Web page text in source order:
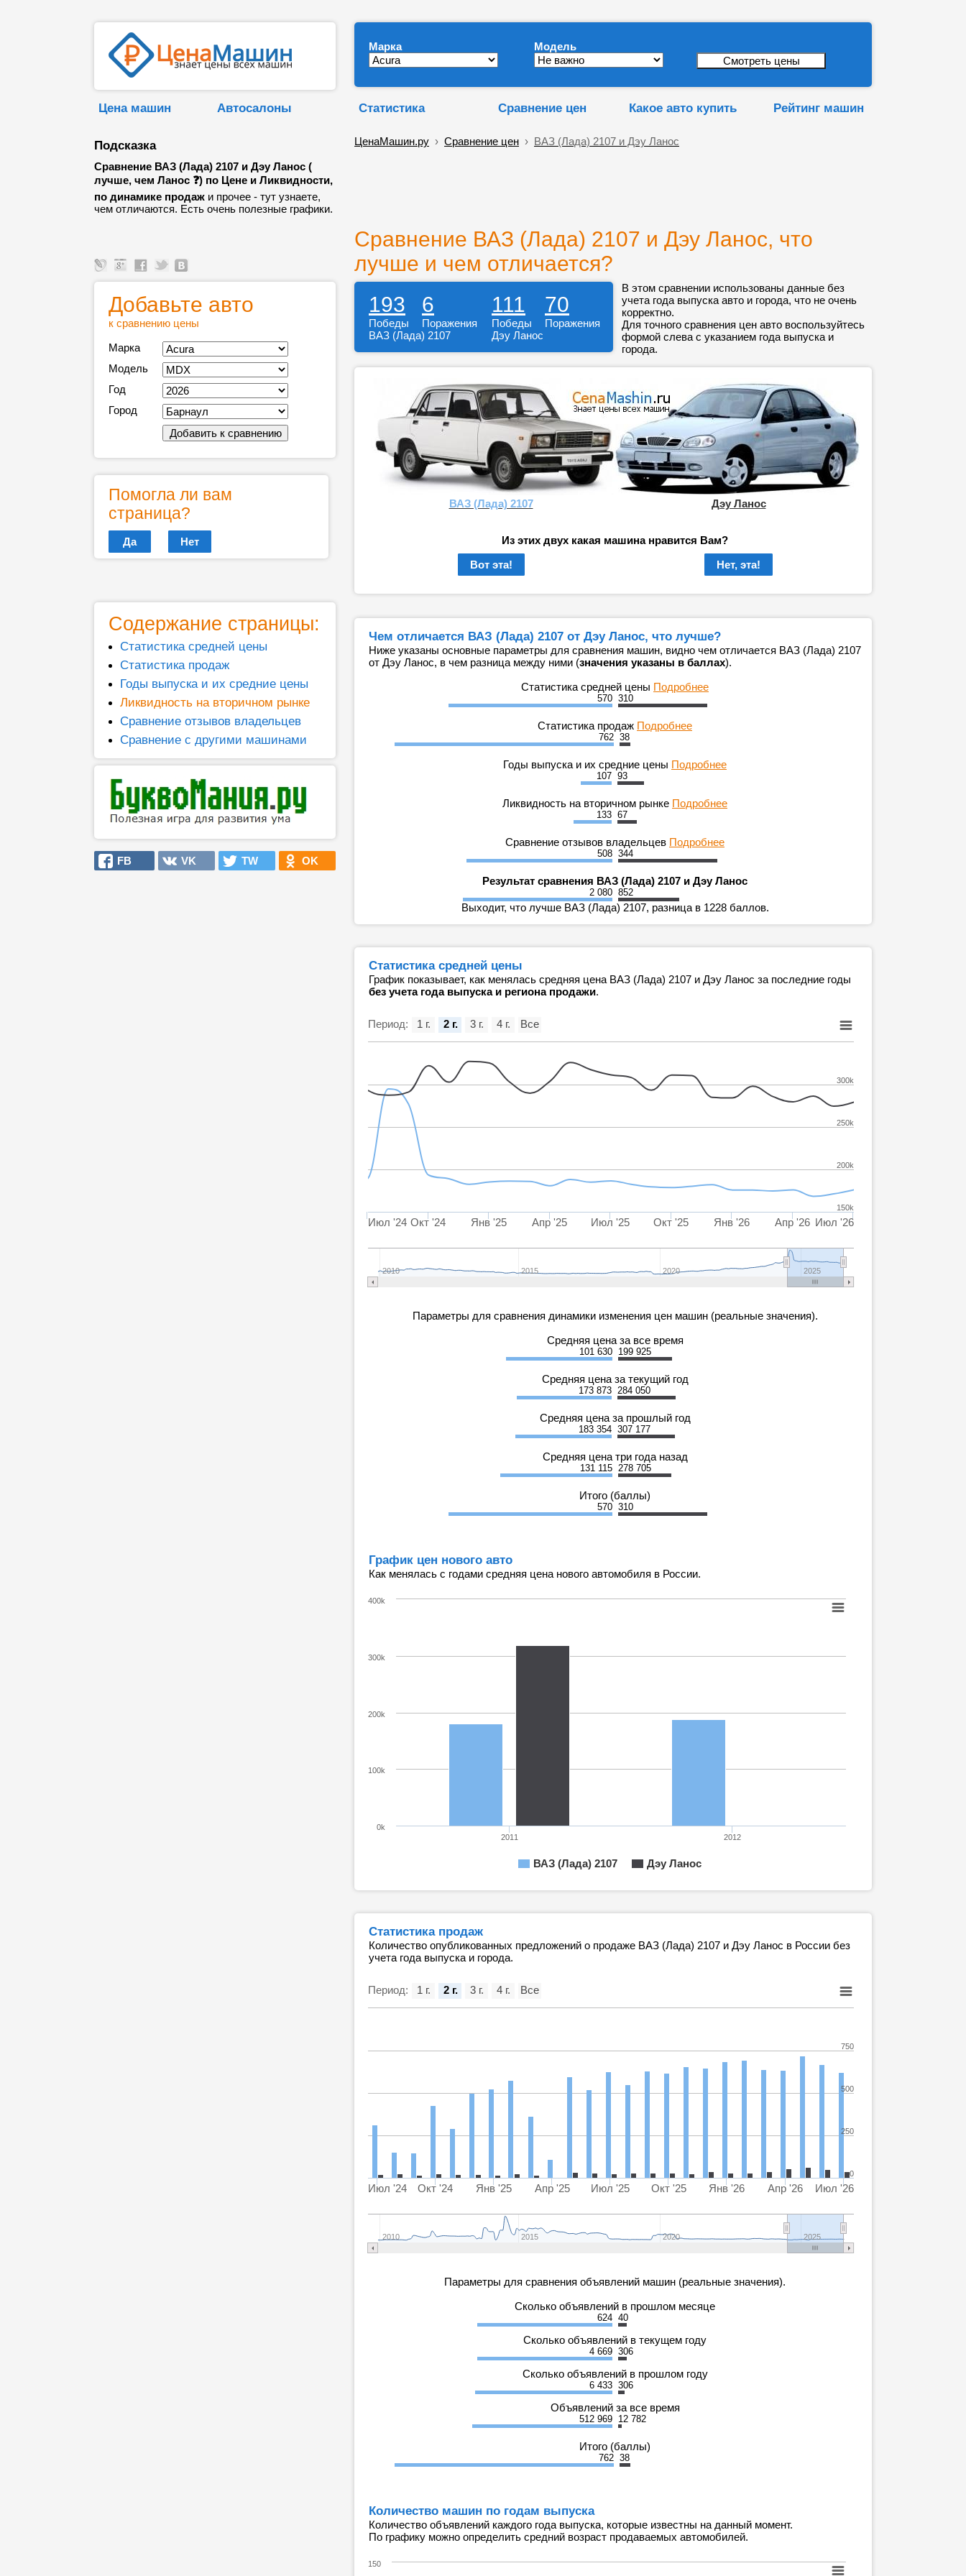
Марка Модель
Цена машин Автосалоны Статистика Сравнение цен Какое авто купить Рейтинг машин
Подсказка
Сравнение ВАЗ (Лада) 2107 и Дэу Ланос (
лучше, чем Ланос ❓) по Цене и Ликвидности,
по динамике продаж и прочее - тут узнаете,
чем отличаются. Есть очень полезные графики.
ЦенаМашин.ру › Сравнение цен › ВАЗ (Лада) 2107 и Дэу Ланос
Сравнение ВАЗ (Лада) 2107 и Дэу Ланос, что
лучше и чем отличается?
Добавьте авто
к сравнению цены
Марка
Модель
Год
Город
Помогла ли вам
страница?
Да Нет
Содержание страницы:
Статистика средней цены
Статистика продаж
Годы выпуска и их средние цены
Ликвидность на вторичном рынке
Сравнение отзывов владельцев
Сравнение с другими машинами
FB VK TW OK
193 6 111 70
Победы Поражения Победы
Поражения
ВАЗ (Лада) 2107
Дэу Ланос
В этом сравнении использованы данные без
учета года выпуска авто и города, что не очень
корректно.
Для точного сравнения цен авто воспользуйтесь
формой слева с указанием года выпуска и
города.
ВАЗ (Лада) 2107 Дэу Ланос
Из этих двух какая машина нравится Вам?
Вот эта!
Нет, эта!
Чем отличается ВАЗ (Лада) 2107 от Дэу Ланос, что лучше?
Ниже указаны основные параметры для сравнения машин, видно чем отличается ВАЗ (Лада) 2107
от Дэу Ланос, в чем разница между ними (значения указаны в баллах).
Статистика средней цены Подробнее
570 310
Статистика продаж Подробнее
762 38
Годы выпуска и их средние цены Подробнее
107 93
Ликвидность на вторичном рынке Подробнее
133 67
Сравнение отзывов владельцев Подробнее
508 344
Результат сравнения ВАЗ (Лада) 2107 и Дэу Ланос
2 080 852
Выходит, что лучше ВАЗ (Лада) 2107, разница в 1228 баллов.
Статистика средней цены
График показывает, как менялась средняя цена ВАЗ (Лада) 2107 и Дэу Ланос за последние годы
без учета года выпуска и региона продажи.
Период:
Июл '24 Окт '24 Янв '25 Апр '25 Июл '25 Окт '25 Янв '26 Апр '26 Июл '26
2010 2015 2020 2025
150k
200k
250k
300k
1 г. 2 г. 3 г. 4 г. Все
Параметры для сравнения динамики изменения цен машин (реальные значения).
Средняя цена за все время
101 630 199 925
Средняя цена за текущий год
173 873 284 050
Средняя цена за прошлый год
183 354 307 177
Средняя цена три года назад
131 115 278 705
Итого (баллы)
570 310
График цен нового авто
Как менялась с годами средняя цена нового автомобиля в России.
ВАЗ (Лада) 2107 Дэу Ланос
2011 2012
0k
100k
200k
300k
400k
Статистика продаж
Количество опубликованных предложений о продаже ВАЗ (Лада) 2107 и Дэу Ланос в России без
учета года выпуска и города.
Период:
Июл '24 Окт '24 Янв '25 Апр '25 Июл '25 Окт '25 Янв '26 Апр '26 Июл '26
2010 2015 2020 2025
0
500
250
750
1 г. 2 г. 3 г. 4 г. Все
Параметры для сравнения объявлений машин (реальные значения).
Сколько объявлений в прошлом месяце
624 40
Сколько объявлений в текущем году
4 669 306
Сколько объявлений в прошлом году
6 433 306
Объявлений за все время
512 969 12 782
Итого (баллы)
762 38
Количество машин по годам выпуска
Количество объявлений каждого года выпуска, которые известны на данный момент.
По графику можно определить средний возраст продаваемых автомобилей.
150